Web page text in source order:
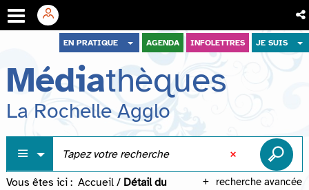
menu
contenu
recherche
EN PRATIQUE AGENDA INFOLETTRES JE SUIS
Médiathèques
La Rochelle Agglo
recherche avancée
Vous êtes ici : Accueil / Détail du